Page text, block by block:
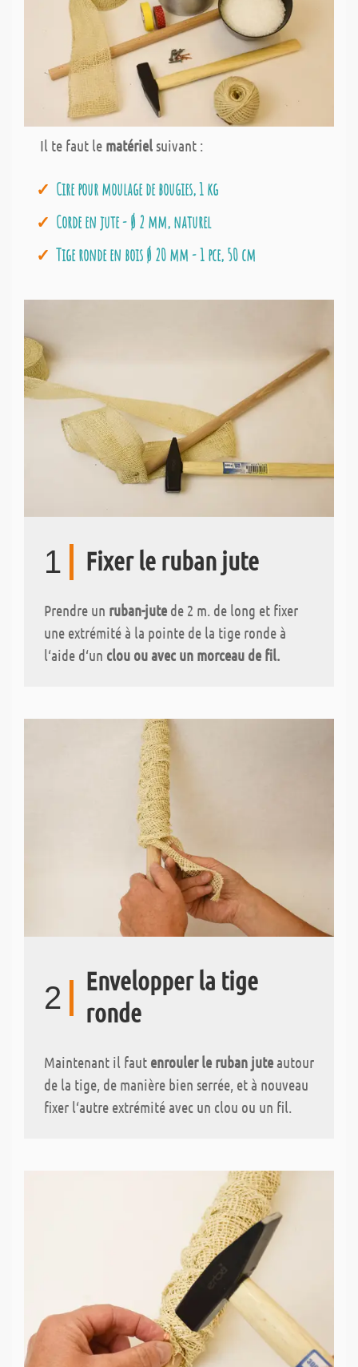
Il te faut le matérielsuivant :
Cire pour moulage de bougies, 1 kg
Corde en jute - Ø 2 mm, naturel
Tige ronde en bois Ø 20 mm - 1 pce, 50 cm
1 Fixer le ruban jute
Prendre un ruban-jute de 2 m. de long et fixer
une extrémité à la pointe de la tige ronde à
l‘aide d‘un clou ou avec un morceau de fil.
2
Envelopper la tige
ronde
Maintenant il faut enrouler le ruban juteautour
de la tige, de manière bien serrée, et à nouveau
fixer l‘autre extrémité avec un clou ou un fil.